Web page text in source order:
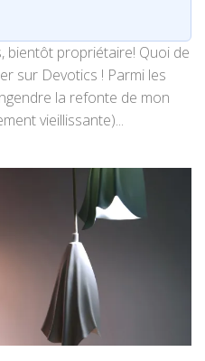
bientôt propriétaire! Quoi de
sur Devotics ! Parmi les
la refonte de mon
vieillissante)...